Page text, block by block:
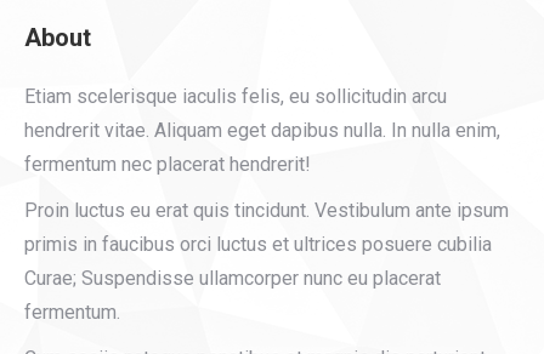
About
Etiam scelerisque iaculis felis, eu sollicitudin arcu
hendrerit vitae. Aliquam eget dapibus nulla. In nulla enim,
fermentum nec placerat hendrerit!
Proin luctus eu erat quis tincidunt. Vestibulum ante ipsum
primis in faucibus orci luctus et ultrices posuere cubilia
Curae; Suspendisse ullamcorper nunc eu placerat
fermentum.